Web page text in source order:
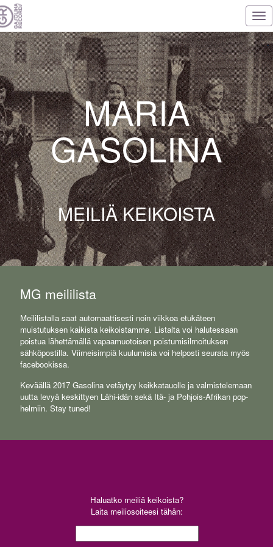
MARIA
GASOLINA
MEILIÄ KEIKOISTA
MG meililista
Meililistalla saat automaattisesti noin viikkoa etukäteen
muistutuksen kaikista keikoistamme. Listalta voi halutessaan
poistua lähettämällä vapaamuotoisen poistumisilmoituksen
sähköpostilla. Viimeisimpiä kuulumisia voi helposti seurata myös
facebookissa.
Keväällä 2017 Gasolina vetäytyy keikkatauolle ja valmistelemaan
uutta levyä keskittyen Lähi-idän sekä Itä- ja Pohjois-Afrikan pop-
helmiin. Stay tuned!
Haluatko meiliä keikoista?
Laita meiliosoiteesi tähän: